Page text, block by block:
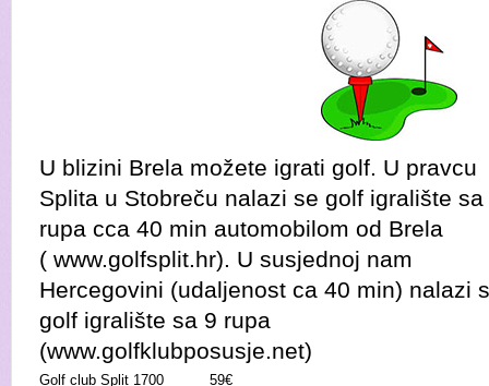
U blizini Brela možete igrati golf. U pravcu
Splita u Stobreču nalazi se golf igralište sa
rupa cca 40 min automobilom od Brela
( www.golfsplit.hr). U susjednoj nam
Hercegovini (udaljenost ca 40 min) nalazi
golf igralište sa 9 rupa
(www.golfklubposusje.net)
Golf club Split 1700 59€